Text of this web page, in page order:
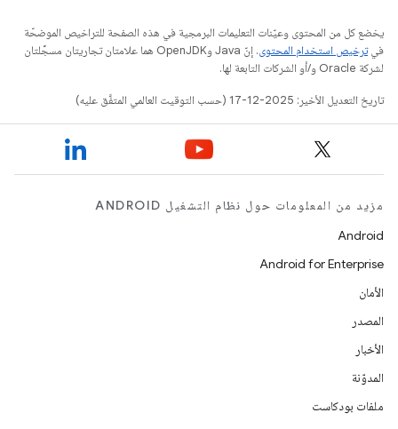
يخضع كل من المحتوى وعيّنات التعليمات البرمجية في هذه الصفحة للتراخيص الموضحّة
فيترخيص استخدام المحتوى
. إنّ Java وOpenJDK هما علامتان تجاريتان مسجَّلتان
لشركة Oracle و/أو الشركات التابعة لها.
تاريخ التعديل الأخير: 2025-12-17 (حسب التوقيت العالمي المتفَّق عليه)
مزيد من المعلومات حول نظام التشغيل ANDROID
Android
Android for Enterprise
الأمان
المصدر
الأخبار
المدوّنة
ملفات بودكاست